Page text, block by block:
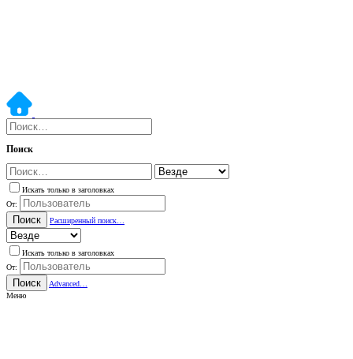
Поиск
Искать только в заголовках
От:
Поиск Расширенный поиск…
Искать только в заголовках
От:
Поиск
Advanced…
Меню